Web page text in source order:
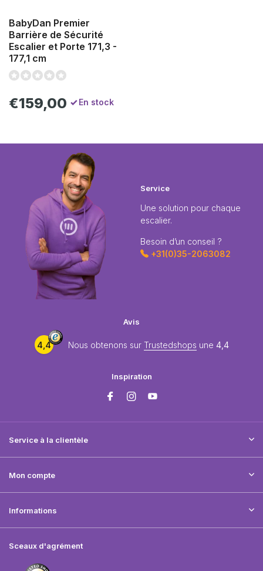
BabyDan Premier
Barrière de Sécurité
Escalier et Porte 171,3 -
177,1 cm
€159,00 En stock
Service
Une solution pour chaque
escalier.
Besoin d’un conseil ?
+31(0)35-2063082
Avis
4,4 Nous obtenons sur Trustedshops une 4,4
Inspiration
Service à la clientèle
Mon compte
Informations
Sceaux d'agrément